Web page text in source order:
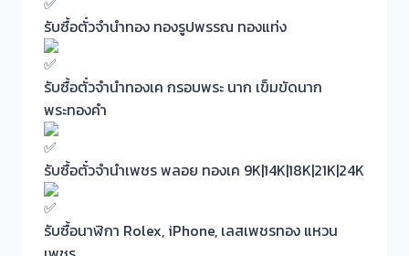
รับซื้อตั๋วจำนำทอง ทองรูปพรรณ ทองแท่ง
รับซื้อตั๋วจำนำทองเค กรอบพระ นาก เข็มขัดนาก
พระทองคำ
รับซื้อตั๋วจำนำเพชร พลอย ทองเค 9K|14K|18K|21K|24K
รับซื้อนาฬิกา Rolex, iPhone, เลสเพชรทอง แหวน